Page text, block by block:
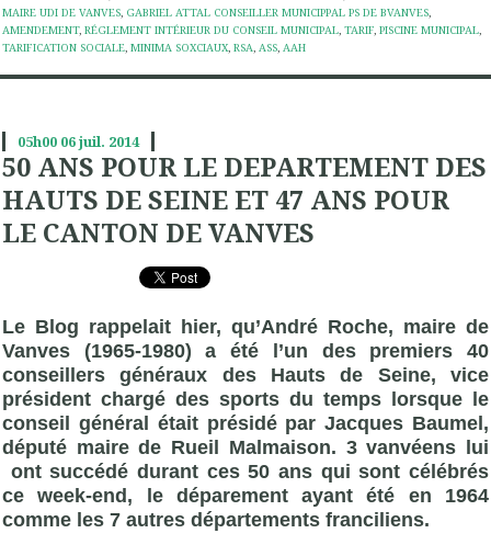
MAIRE UDI DE VANVES, GABRIEL ATTAL CONSEILLER MUNICIPPAL PS DE BVANVES,
AMENDEMENT, RÉGLEMENT INTÉRIEUR DU CONSEIL MUNICIPAL, TARIF, PISCINE MUNICIPAL,
TARIFICATION SOCIALE, MINIMA SOXCIAUX, RSA, ASS, AAH
05h00 06juil. 2014
50 ANS POUR LE DEPARTEMENT DES
HAUTS DE SEINE ET 47 ANS POUR
LE CANTON DE VANVES
Le Blog rappelait hier, qu’André Roche, maire de
Vanves (1965-1980) a été l’un des premiers 40
conseillers généraux des Hauts de Seine, vice
président chargé des sports du temps lorsque le
conseil général était présidé par Jacques Baumel,
député maire de Rueil Malmaison. 3 vanvéens lui
ont succédé durant ces 50 ans qui sont célébrés
ce week-end, le déparement ayant été en 1964
comme les 7 autres départements franciliens.